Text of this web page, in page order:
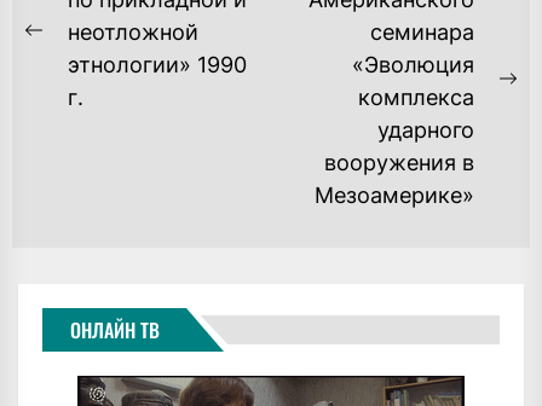
ЗАПИСЯМ
Previous
post:
неотложной
этнологии» 1990
г.
семинара
«Эволюция
комплекса
ударного
вооружения в
Мезоамерике»
ОНЛАЙН ТВ